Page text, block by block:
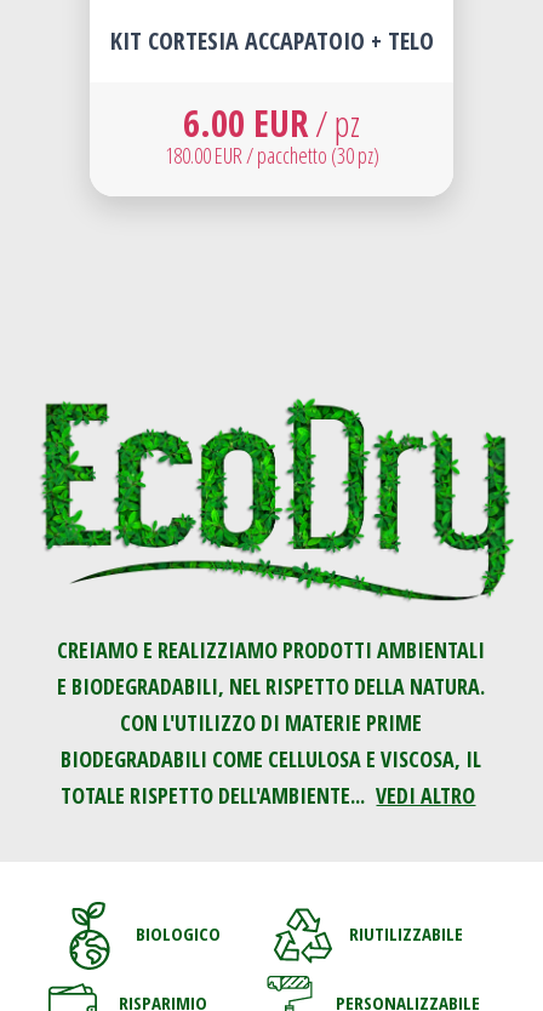
KIT CORTESIA ACCAPATOIO + TELO
6.00 EUR/ pz
180.00 EUR / pacchetto (30 pz)
CREIAMO E REALIZZIAMO PRODOTTI AMBIENTALI
E BIODEGRADABILI, NEL RISPETTO DELLA NATURA.
CON L'UTILIZZO DI MATERIE PRIME
BIODEGRADABILI COME CELLULOSA E VISCOSA, IL
TOTALE RISPETTO DELL'AMBIENTE... VEDI ALTRO
BIOLOGICO RIUTILIZZABILE
RISPARIMIO PERSONALIZZABILE